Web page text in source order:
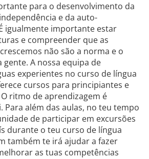
para o desenvolvimento da
e da auto-
igualmente importante estar
e compreender que as
não são a norma e o
A nossa equipa de
experientes no curso de língua
cursos para principiantes e
ritmo de aprendizagem é
além das aulas, no teu tempo
de participar em excursões
durante o teu curso de língua
também te irá ajudar a fazer
as tuas competências